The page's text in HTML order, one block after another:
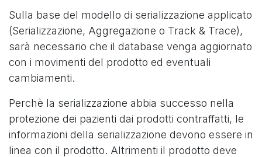
Sulla base del modello di serializzazione applicato
(Serializzazione, Aggregazione o Track & Trace),
sarà necessario che il database venga aggiornato
con i movimenti del prodotto ed eventuali
cambiamenti.
Perchè la serializzazione abbia successo nella
protezione dei pazienti dai prodotti contraffatti, le
informazioni della serializzazione devono essere in
linea con il prodotto. Altrimenti il prodotto deve